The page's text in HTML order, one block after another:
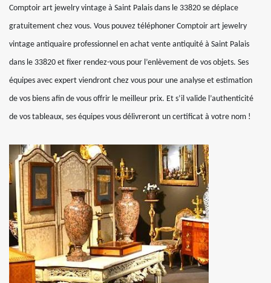
Comptoir art jewelry vintage à Saint Palais dans le 33820 se déplace
gratuitement chez vous. Vous pouvez téléphoner Comptoir art jewelry
vintage antiquaire professionnel en achat vente antiquité à Saint Palais
dans le 33820 et fixer rendez-vous pour l’enlèvement de vos objets. Ses
équipes avec expert viendront chez vous pour une analyse et estimation
de vos biens afin de vous offrir le meilleur prix. Et s’il valide l’authenticité
de vos tableaux, ses équipes vous délivreront un certificat à votre nom !